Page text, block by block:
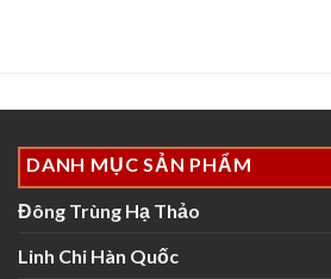
DANH MỤC SẢN PHẨM
Đông Trùng Hạ Thảo
Linh Chi Hàn Quốc